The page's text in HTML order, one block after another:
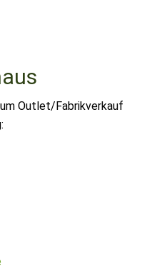
Outlet/Fabrikverkauf